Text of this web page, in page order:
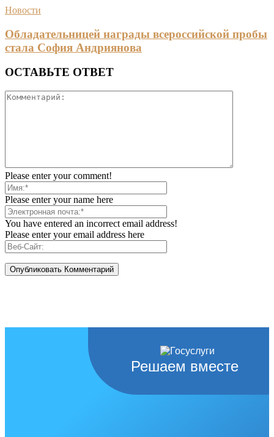
Новости
Обладательницей награды всероссийской пробы
стала София Андриянова
ОСТАВЬТЕ ОТВЕТ
Please enter your comment!
Please enter your name here
You have entered an incorrect email address!
Please enter your email address here
Решаем вместе